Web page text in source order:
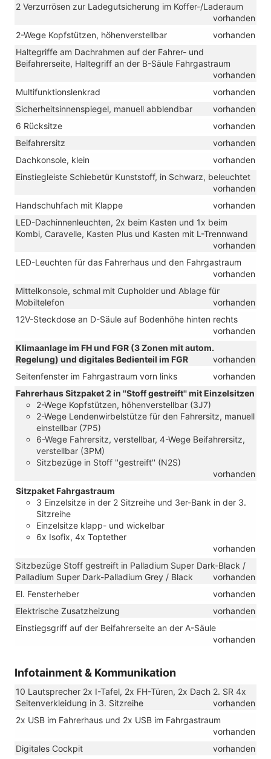
2 Verzurrösen zur Ladegutsicherung im Koffer-/Laderaum
vorhanden
2-Wege Kopfstützen, höhenverstellbar
vorhanden
Haltegriffe am Dachrahmen auf der Fahrer- und
Beifahrerseite, Haltegriff an der B-Säule Fahrgastraum
vorhanden
Multifunktionslenkrad
vorhanden
Sicherheitsinnenspiegel, manuell abblendbar
vorhanden
6 Rücksitze
vorhanden
Beifahrersitz
vorhanden
Dachkonsole, klein
vorhanden
Einstiegleiste Schiebetür Kunststoff, in Schwarz, beleuchtet
vorhanden
Handschuhfach mit Klappe
vorhanden
LED-Dachinnenleuchten, 2x beim Kasten und 1x beim
Kombi, Caravelle, Kasten Plus und Kasten mit L-Trennwand
vorhanden
LED-Leuchten für das Fahrerhaus und den Fahrgastraum
vorhanden
Mittelkonsole, schmal mit Cupholder und Ablage für
Mobiltelefon
vorhanden
12V-Steckdose an D-Säule auf Bodenhöhe hinten rechts
vorhanden
Klimaanlage im FH und FGR (3 Zonen mit autom.
Regelung) und digitales Bedienteil im FGR
vorhanden
Seitenfenster im Fahrgastraum vorn links
vorhanden
Fahrerhaus Sitzpaket 2 in ''Stoff gestreift'' mit Einzelsitzen
2-Wege Kopfstützen, höhenverstellbar (3J7)
2-Wege Lendenwirbelstütze für den Fahrersitz, manuell
einstellbar (7P5)
6-Wege Fahrersitz, verstellbar, 4-Wege Beifahrersitz,
verstellbar (3PM)
Sitzbezüge in Stoff ''gestreift'' (N2S)
vorhanden
Sitzpaket Fahrgastraum
3 Einzelsitze in der 2 Sitzreihe und 3er-Bank in der 3.
Sitzreihe
Einzelsitze klapp- und wickelbar
6x Isofix, 4x Toptether
vorhanden
Sitzbezüge Stoff gestreift in Palladium Super Dark-Black /
Palladium Super Dark-Palladium Grey / Black
vorhanden
El. Fensterheber
vorhanden
Elektrische Zusatzheizung
vorhanden
Einstiegsgriff auf der Beifahrerseite an der A-Säule
vorhanden
Infotainment & Kommunikation
10 Lautsprecher 2x I-Tafel, 2x FH-Türen, 2x Dach 2. SR 4x
Seitenverkleidung in 3. Sitzreihe
vorhanden
2x USB im Fahrerhaus und 2x USB im Fahrgastraum
vorhanden
Digitales Cockpit
vorhanden